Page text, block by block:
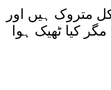
متروک ہیں اور
کیا ٹھیک ہوا